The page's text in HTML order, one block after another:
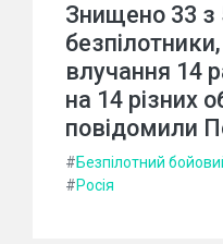
Знищено 33 з
влучання 14
на 14 різних
повідомили
#Безпілотний
#Росія